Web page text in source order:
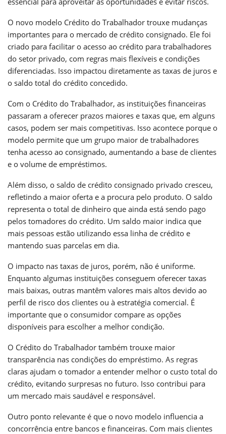
O novo modelo Crédito do Trabalhador trouxe mudanças
importantes para o mercado de crédito consignado. Ele foi
criado para facilitar o acesso ao crédito para trabalhadores
do setor privado, com regras mais flexíveis e condições
diferenciadas. Isso impactou diretamente as taxas de juros e
o saldo total do crédito concedido.
Com o Crédito do Trabalhador, as instituições financeiras
passaram a oferecer prazos maiores e taxas que, em alguns
casos, podem ser mais competitivas. Isso acontece porque o
modelo permite que um grupo maior de trabalhadores
tenha acesso ao consignado, aumentando a base de clientes
e o volume de empréstimos.
Além disso, o saldo de crédito consignado privado cresceu,
refletindo a maior oferta e a procura pelo produto. O saldo
representa o total de dinheiro que ainda está sendo pago
pelos tomadores do crédito. Um saldo maior indica que
mais pessoas estão utilizando essa linha de crédito e
mantendo suas parcelas em dia.
O impacto nas taxas de juros, porém, não é uniforme.
Enquanto algumas instituições conseguem oferecer taxas
mais baixas, outras mantêm valores mais altos devido ao
perfil de risco dos clientes ou à estratégia comercial. É
importante que o consumidor compare as opções
disponíveis para escolher a melhor condição.
O Crédito do Trabalhador também trouxe maior
transparência nas condições do empréstimo. As regras
claras ajudam o tomador a entender melhor o custo total do
crédito, evitando surpresas no futuro. Isso contribui para
um mercado mais saudável e responsável.
Outro ponto relevante é que o novo modelo influencia a
concorrência entre bancos e financeiras. Com mais clientes